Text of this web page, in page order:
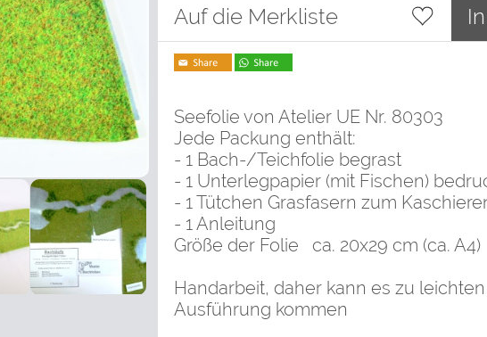
Auf die Merkliste
Seefolie von Atelier UE Nr. 80303
Jede Packung enthält:
- 1 Bach-/Teichfolie begrast
- 1 Unterlegpapier (mit Fischen)
- 1 Tütchen Grasfasern zum
- 1 Anleitung
Größe der Folie ca. 20x29 cm (ca. A4)
Handarbeit, daher kann es zu
Ausführung kommen